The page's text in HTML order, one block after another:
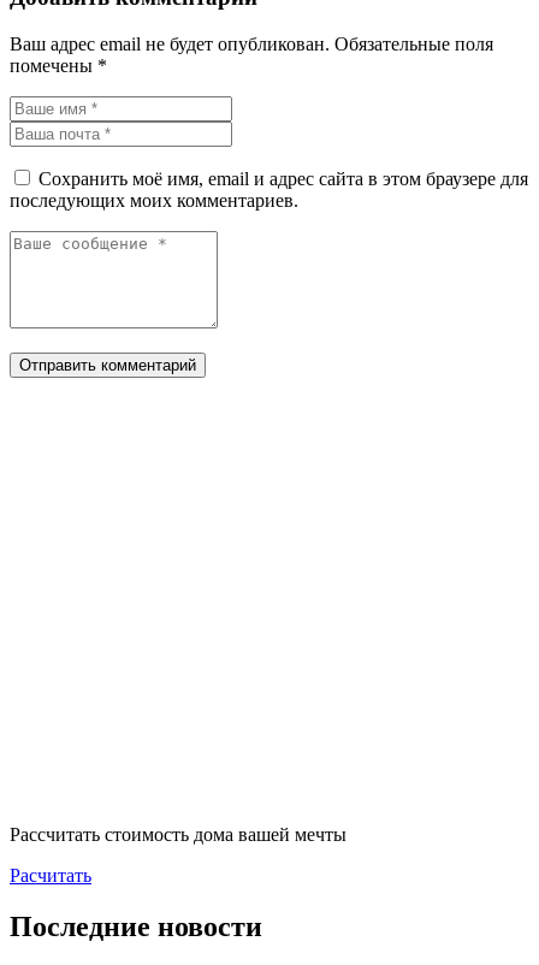
Ваш адрес email не будет опубликован. Обязательные поля
помечены *
Сохранить моё имя, email и адрес сайта в этом браузере для
последующих моих комментариев.
Отправить комментарий
Рассчитать стоимость дома вашей мечты
Расчитать
Последние новости